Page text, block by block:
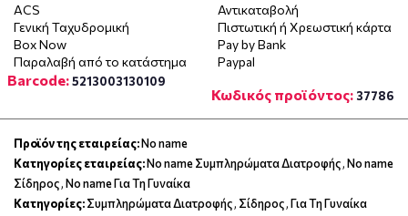
ACS
Γενική Ταχυδρομική
Box Now
Παραλαβή από το κατάστημα
Αντικαταβολή
Πιστωτική ή Χρεωστική κάρτα
Pay by Bank
Paypal
Barcode:5213003130109
Κωδικός προϊόντος: 37786
Προϊόν της εταιρείας:No name
Κατηγορίες εταιρείας:No name Συμπληρώματα Διατροφής,No name
Σίδηρος,No name Για Τη Γυναίκα
Κατηγορίες:Συμπληρώματα Διατροφής, Σίδηρος,Για Τη Γυναίκα